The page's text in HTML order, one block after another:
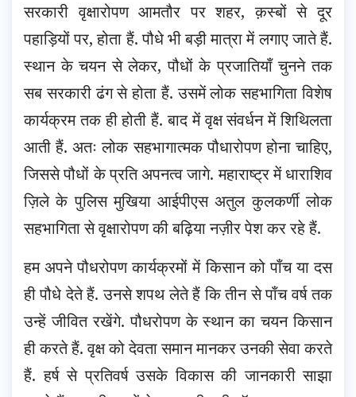
सरकारी वृक्षारोपण आमतौर पर शहर, क़स्बों से दूर
पहाड़ियों पर, होता हैं. पौधे भी बड़ी मात्रा में लगाए जाते हैं.
स्थान के चयन से लेकर, पौधों के प्रजातियाँ चुनने तक
सब सरकारी ढंग से होता हैं. उसमें लोक सहभागिता विशेष
कार्यक्रम तक ही होती हैं. बाद में वृक्ष संवर्धन में शिथिलता
आती हैं. अतः लोक सहभागात्मक पौधारोपण होना चाहिए,
जिससे पौधों के प्रति अपनत्व जागे. महाराष्ट्र में धाराशिव
ज़िले के पुलिस मुखिया आईपीएस अतुल कुलकर्णी लोक
सहभागिता से वृक्षारोपण की बढ़िया नज़ीर पेश कर रहे हैं.
हम अपने पौधरोपण कार्यक्रमों में किसान को पाँच या दस
ही पौधे देते हैं. उनसे शपथ लेते हैं कि तीन से पाँच वर्ष तक
उन्हें जीवित रखेंगे. पौधरोपण के स्थान का चयन किसान
ही करते हैं. वृक्ष को देवता समान मानकर उनकी सेवा करते
हैं. हर्ष से प्रतिवर्ष उसके विकास की जानकारी साझा